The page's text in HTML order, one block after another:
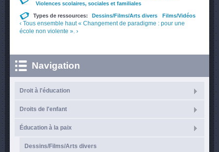
Violences scolaires, sociales et familiales
Types de ressources: Dessins/Films/Arts divers Films/Vidéos
‹ Tous ensemble haut « Changement de paradigme : pour une
école non violente ». ›
Navigation
Droit à l'éducation
Droits de l'enfant
Éducation à la paix
Dessins/Films/Arts divers